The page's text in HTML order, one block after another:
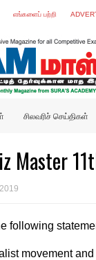
எங்களைப் பற்றி
சிலவரிச் செய்திகள்
Master
following
movement and